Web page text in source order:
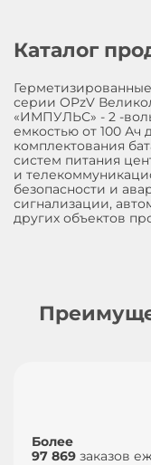
Каталог
серии OPzV
«ИМПУЛЬС» - 2 -
емкостью от 100 Ач
комплектования
систем питания
и
безопасности и
сигнализации,
других объектов
Более
97 869 заказов